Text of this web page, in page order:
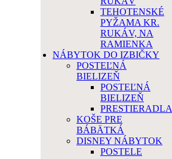
TEHOTENSKÉ
PYŽAMA KR.
RUKÁV, NA
RAMIENKA
NÁBYTOK DO IZBIČKY
POSTEĽNÁ
BIELIZEŇ
POSTEĽNÁ
BIELIZEŇ
PRESTIERADLA
KOŠE PRE
BÁBÄTKÁ
DISNEY NÁBYTOK
POSTELE